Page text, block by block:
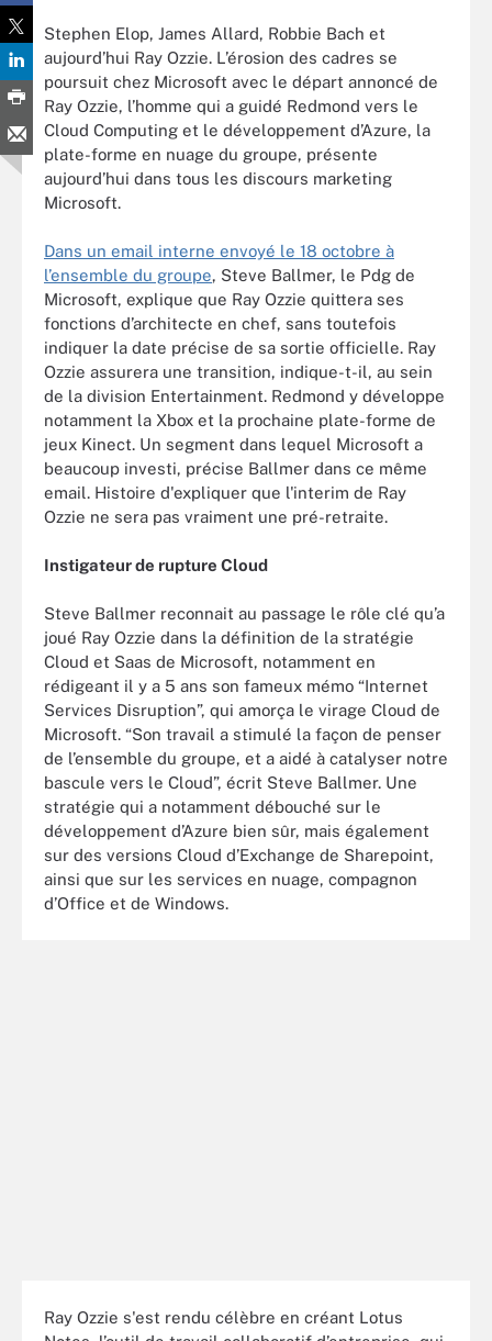
Stephen Elop, James Allard, Robbie Bach et
aujourd’hui Ray Ozzie. L’érosion des cadres se
poursuit chez Microsoft avec le départ annoncé de
Ray Ozzie, l’homme qui a guidé Redmond vers le
Cloud Computing et le développement d’Azure, la
plate-forme en nuage du groupe, présente
aujourd’hui dans tous les discours marketing
Microsoft.
Dans un email interne envoyé le 18 octobre à
l’ensemble du groupe, Steve Ballmer, le Pdg de
Microsoft, explique que Ray Ozzie quittera ses
fonctions d’architecte en chef, sans toutefois
indiquer la date précise de sa sortie officielle. Ray
Ozzie assurera une transition, indique-t-il, au sein
de la division Entertainment. Redmond y développe
notamment la Xbox et la prochaine plate-forme de
jeux Kinect. Un segment dans lequel Microsoft a
beaucoup investi, précise Ballmer dans ce même
email. Histoire d'expliquer que l'interim de Ray
Ozzie ne sera pas vraiment une pré-retraite.
Instigateur de rupture Cloud
Steve Ballmer reconnait au passage le rôle clé qu’a
joué Ray Ozzie dans la définition de la stratégie
Cloud et Saas de Microsoft, notamment en
rédigeant il y a 5 ans son fameux mémo “Internet
Services Disruption”, qui amorça le virage Cloud de
Microsoft. “Son travail a stimulé la façon de penser
de l’ensemble du groupe, et a aidé à catalyser notre
bascule vers le Cloud”, écrit Steve Ballmer. Une
stratégie qui a notamment débouché sur le
développement d’Azure bien sûr, mais également
sur des versions Cloud d’Exchange de Sharepoint,
ainsi que sur les services en nuage, compagnon
d’Office et de Windows.
Ray Ozzie s'est rendu célèbre en créant Lotus